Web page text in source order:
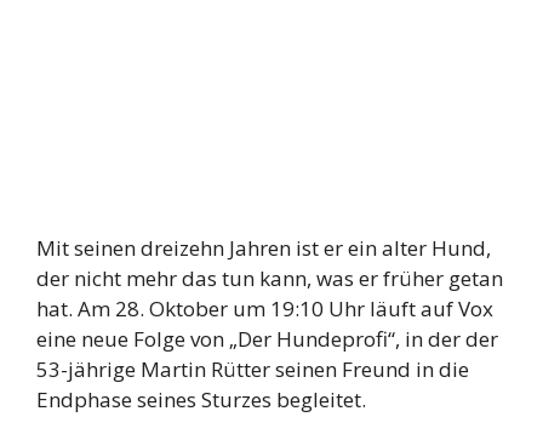
Mit seinen dreizehn Jahren ist er ein alter Hund,
der nicht mehr das tun kann, was er früher getan
hat. Am 28. Oktober um 19:10 Uhr läuft auf Vox
eine neue Folge von „Der Hundeprofi“, in der der
53-jährige Martin Rütter seinen Freund in die
Endphase seines Sturzes begleitet.